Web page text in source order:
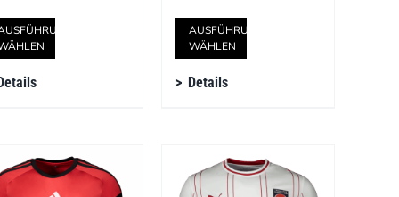
Dieses
Produkt
Varianten
AUSFÜHRUNG
WÄHLEN
Dieses
Produkt
Varianten
Details